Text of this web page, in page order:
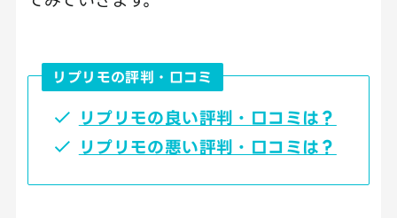
リプリモの評判・口コミ
リプリモの良い評判・口コミは？
リプリモの悪い評判・口コミは？